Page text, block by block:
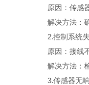
原因：传感器
解决方法：确
2.控制系统失
原因：接线不
解决方法：检
3.传感器无响